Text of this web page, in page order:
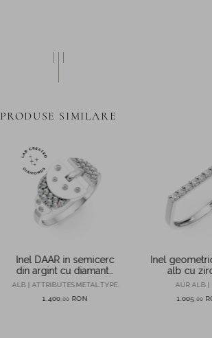
PRODUSE SIMILARE
Inel DAAR in semicerc
din argint cu diamante
de 0.27ct create in
ALB | ATTRIBUTES.METAL.TYPE.
1.400 ,00 RON
Inel
alb cu
AUR ALB |
1.005 00